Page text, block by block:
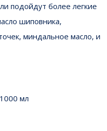
подойдут более легкие
шиповника,
миндальное масло, и
мл